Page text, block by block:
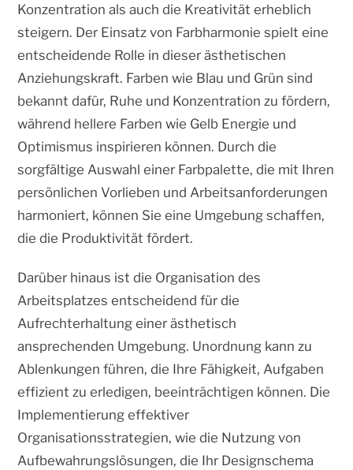
Konzentration als auch die Kreativität erheblich
steigern. Der Einsatz von Farbharmonie spielt eine
entscheidende Rolle in dieser ästhetischen
Anziehungskraft. Farben wie Blau und Grün sind
bekannt dafür, Ruhe und Konzentration zu fördern,
während hellere Farben wie Gelb Energie und
Optimismus inspirieren können. Durch die
sorgfältige Auswahl einer Farbpalette, die mit Ihren
persönlichen Vorlieben und Arbeitsanforderungen
harmoniert, können Sie eine Umgebung schaffen,
die die Produktivität fördert.
Darüber hinaus ist die Organisation des
Arbeitsplatzes entscheidend für die
Aufrechterhaltung einer ästhetisch
ansprechenden Umgebung. Unordnung kann zu
Ablenkungen führen, die Ihre Fähigkeit, Aufgaben
effizient zu erledigen, beeinträchtigen können. Die
Implementierung effektiver
Organisationsstrategien, wie die Nutzung von
Aufbewahrungslösungen, die Ihr Designschema